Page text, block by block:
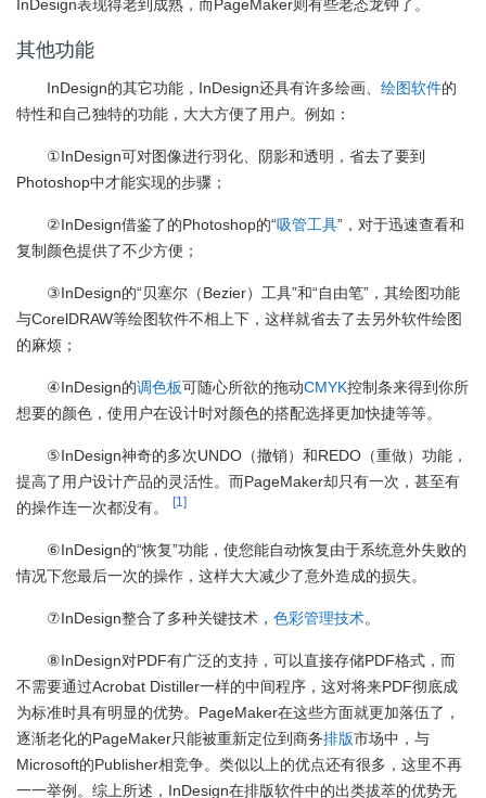
InDesign表现得老到成熟，而PageMaker则有些老态龙钟了。
其他功能
InDesign的其它功能，InDesign还具有许多绘画、 绘图软件的
特性和自己独特的功能，大大方便了用户。例如：
①InDesign可对图像进行羽化、阴影和透明，省去了要到
Photoshop中才能实现的步骤；
②InDesign借鉴了的Photoshop的“吸管工具”，对于迅速查看和
复制颜色提供了不少方便；
③InDesign的“贝塞尔（Bezier）工具”和“自由笔”，其绘图功能
与CorelDRAW等绘图软件不相上下，这样就省去了去另外软件绘图
的麻烦；
④InDesign的调色板可随心所欲的拖动CMYK控制条来得到你所
想要的颜色，使用户在设计时对颜色的搭配选择更加快捷等等。
⑤InDesign神奇的多次UNDO（撤销）和REDO（重做）功能，
提高了用户设计产品的灵活性。而PageMaker却只有一次，甚至有
的操作连一次都没有。
[1]
⑥InDesign的“恢复”功能，使您能自动恢复由于系统意外失败的
情况下您最后一次的操作，这样大大减少了意外造成的损失。
⑦InDesign整合了多种关键技术， 色彩管理技术。
⑧InDesign对PDF有广泛的支持，可以直接存储PDF格式，而
不需要通过Acrobat Distiller一样的中间程序，这对将来PDF彻底成
为标准时具有明显的优势。PageMaker在这些方面就更加落伍了，
逐渐老化的PageMaker只能被重新定位到商务排版市场中，与
Microsoft的Publisher相竞争。类似以上的优点还有很多，这里不再
一一举例。综上所述，InDesign在排版软件中的出类拔萃的优势无